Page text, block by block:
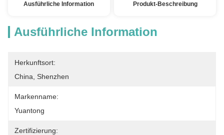
Ausführliche Information Produkt-Beschreibung
Ausführliche Information
Herkunftsort:
China, Shenzhen
Markenname:
Yuantong
Zertifizierung: